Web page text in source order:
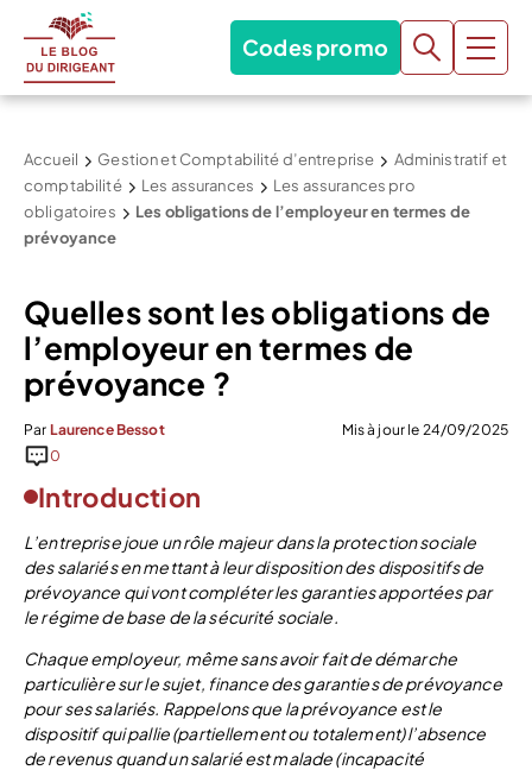
Codes promo
Accueil Gestion et Comptabilité d’entreprise
Administratif et
comptabilité
Les assurances
Les assurances pro
obligatoires
Les obligations de l’employeur en termes de
prévoyance
Quelles sont les obligations de
l’employeur en termes de
prévoyance ?
Par Laurence Bessot
Mis à jour le 24/09/2025
0
Introduction
L’entreprise joue un rôle majeur dans la protection sociale
des salariés en mettant à leur disposition des dispositifs de
prévoyance qui vont compléter les garanties apportées par
le régime de base de la sécurité sociale.
Chaque employeur, même sans avoir fait de démarche
particulière sur le sujet, finance des garanties de prévoyance
pour ses salariés. Rappelons que la prévoyance est le
dispositif qui pallie (partiellement ou totalement) l’absence
de revenus quand un salarié est malade (incapacité